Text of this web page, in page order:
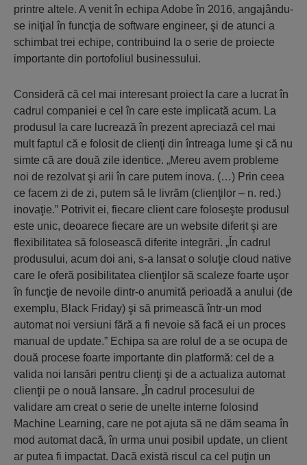
printre altele. A venit în echipa Adobe în 2016, angajându-
se iniţial în funcţia de software engineer, şi de atunci a
schimbat trei echipe, contribuind la o serie de proiecte
importante din portofoliul businessului.
Consideră că cel mai interesant proiect la care a lucrat în
cadrul companiei e cel în care este implicată acum. La
produsul la care lucrează în prezent apreciază cel mai
mult faptul că e folosit de clienţi din întreaga lume şi că nu
simte că are două zile identice. „Mereu avem probleme
noi de rezolvat şi arii în care putem inova. (…) Prin ceea
ce facem zi de zi, putem să le livrăm (clienţilor – n. red.)
inovaţie.” Potrivit ei, fiecare client care foloseşte produsul
este unic, deoarece fiecare are un website diferit şi are
flexibilitatea să folosească diferite integrări. „În cadrul
produsului, acum doi ani, s-a lansat o soluţie cloud native
care le oferă posibilitatea clienţilor să scaleze foarte uşor
în funcţie de nevoile dintr-o anumită perioadă a anului (de
exemplu, Black Friday) şi să primească într-un mod
automat noi versiuni fără a fi nevoie să facă ei un proces
manual de update.” Echipa sa are rolul de a se ocupa de
două procese foarte importante din platformă: cel de a
valida noi lansări pentru clienţi şi de a actualiza automat
clienţii pe o nouă lansare. „În cadrul procesului de
validare am creat o serie de unelte interne folosind
Machine Learning, care ne pot ajuta să ne dăm seama în
mod automat dacă, în urma unui posibil update, un client
ar putea fi impactat. Dacă există riscul ca cel puţin un